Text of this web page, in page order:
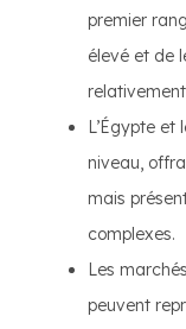
premier
élevé et de
L’Égypte
niveau,
mais
complexes.
Les
peuvent